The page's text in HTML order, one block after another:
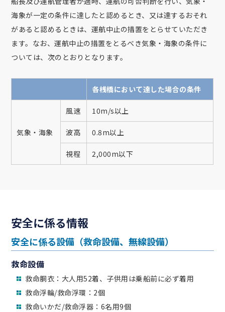
海象が一定の条件に達したと認めるとき、又は達するおそれ
があると認めるときは、運航中止の措置をとらせていただき
ます。なお、運航中止の措置をとるべき気象・海象の条件に
ついては、次のとおりとなります。
各桟橋において達した場合の条件
気象・海象
風速 10m/s以上
波高 0.8m以上
視程 2,000m以下
安全に係る情報
安全に係る設備（救命設備、無線設備）
救命設備
救命胴衣：大人用52着、子供用は乗船前に必ず着用
救命浮輪/救命浮環：2個
救命いかだ/救命浮器：6名用9個